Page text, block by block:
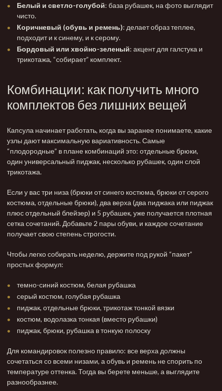
Белый и светло-голубой: база рубашек, на фото выглядит
чисто.
Коричневый (обувь и ремень): делает образ теплее,
подходит и к синему, и к серому.
Бордовый или хвойно-зеленый: акцент для галстука и
трикотажа, “собирает” комплект.
Комбинации: как получить много
комплектов без лишних вещей
Капсула начинает работать, когда вы заранее понимаете, какие
узлы дают максимальную вариативность. Самые
“плодородные” в плане комбинаций это: отдельные брюки,
один универсальный пиджак, несколько рубашек, один слой
трикотажа.
Если у вас три низа (брюки от синего костюма, брюки от серого
костюма,отдельные брюки), два верха (два пиджака или пиджак
плюс отдельныйблейзер) и 5 рубашек, уже получается плотная
сетка сочетаний. Добавьте 2 пары обуви, и каждое сочетание
получает свою степень строгости.
Чтобы легко собирать неделю, держите под рукой “пакет”
простых формул:
темно-синий костюм, белая рубашка
серый костюм, голубая рубашка
пиджак, отдельные брюки, трикотаж тонкой вязки
костюм, водолазка тонкая (вместо рубашки)
пиджак, брюки, рубашка в тонкую полоску
Для командировок полезно правило: все верха должны
сочетаться со всеми низами, а обувь и ремень не спорить по
температуре оттенка. Тогда вы берете меньше, а выглядите
разнообразнее.